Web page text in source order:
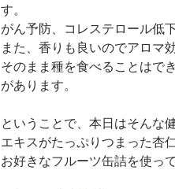
す。
がん予防、コレステロール低
また、香りも良いのでアロマ
そのまま種を食べることはで
があります。
ということで、本日はそんな
エキスがたっぷりつまった杏
お好きなフルーツ缶詰を使っ